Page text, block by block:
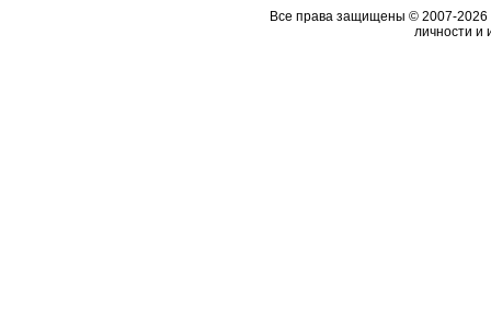
Все права защищены © 2007-2026
личности и